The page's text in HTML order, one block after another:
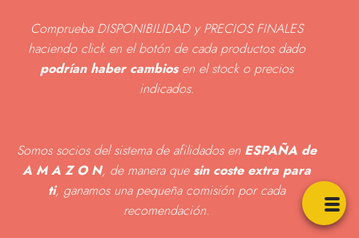
Comprueba DISPONIBILIDAD y PRECIOS FINALES
haciendo click en el botón de cada productos dado
podrían haber cambiosen el stock o precios
indicados.
Somos socios del sistema de afilidados en ESPAÑA de
A M A Z O N, de manera que sin coste extra para
ti, ganamos una pequeña comisión por cada
recomendación.